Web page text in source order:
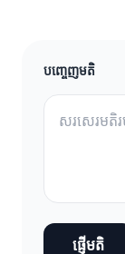
បញ្ចេញមតិ
ផ្ញើមតិ